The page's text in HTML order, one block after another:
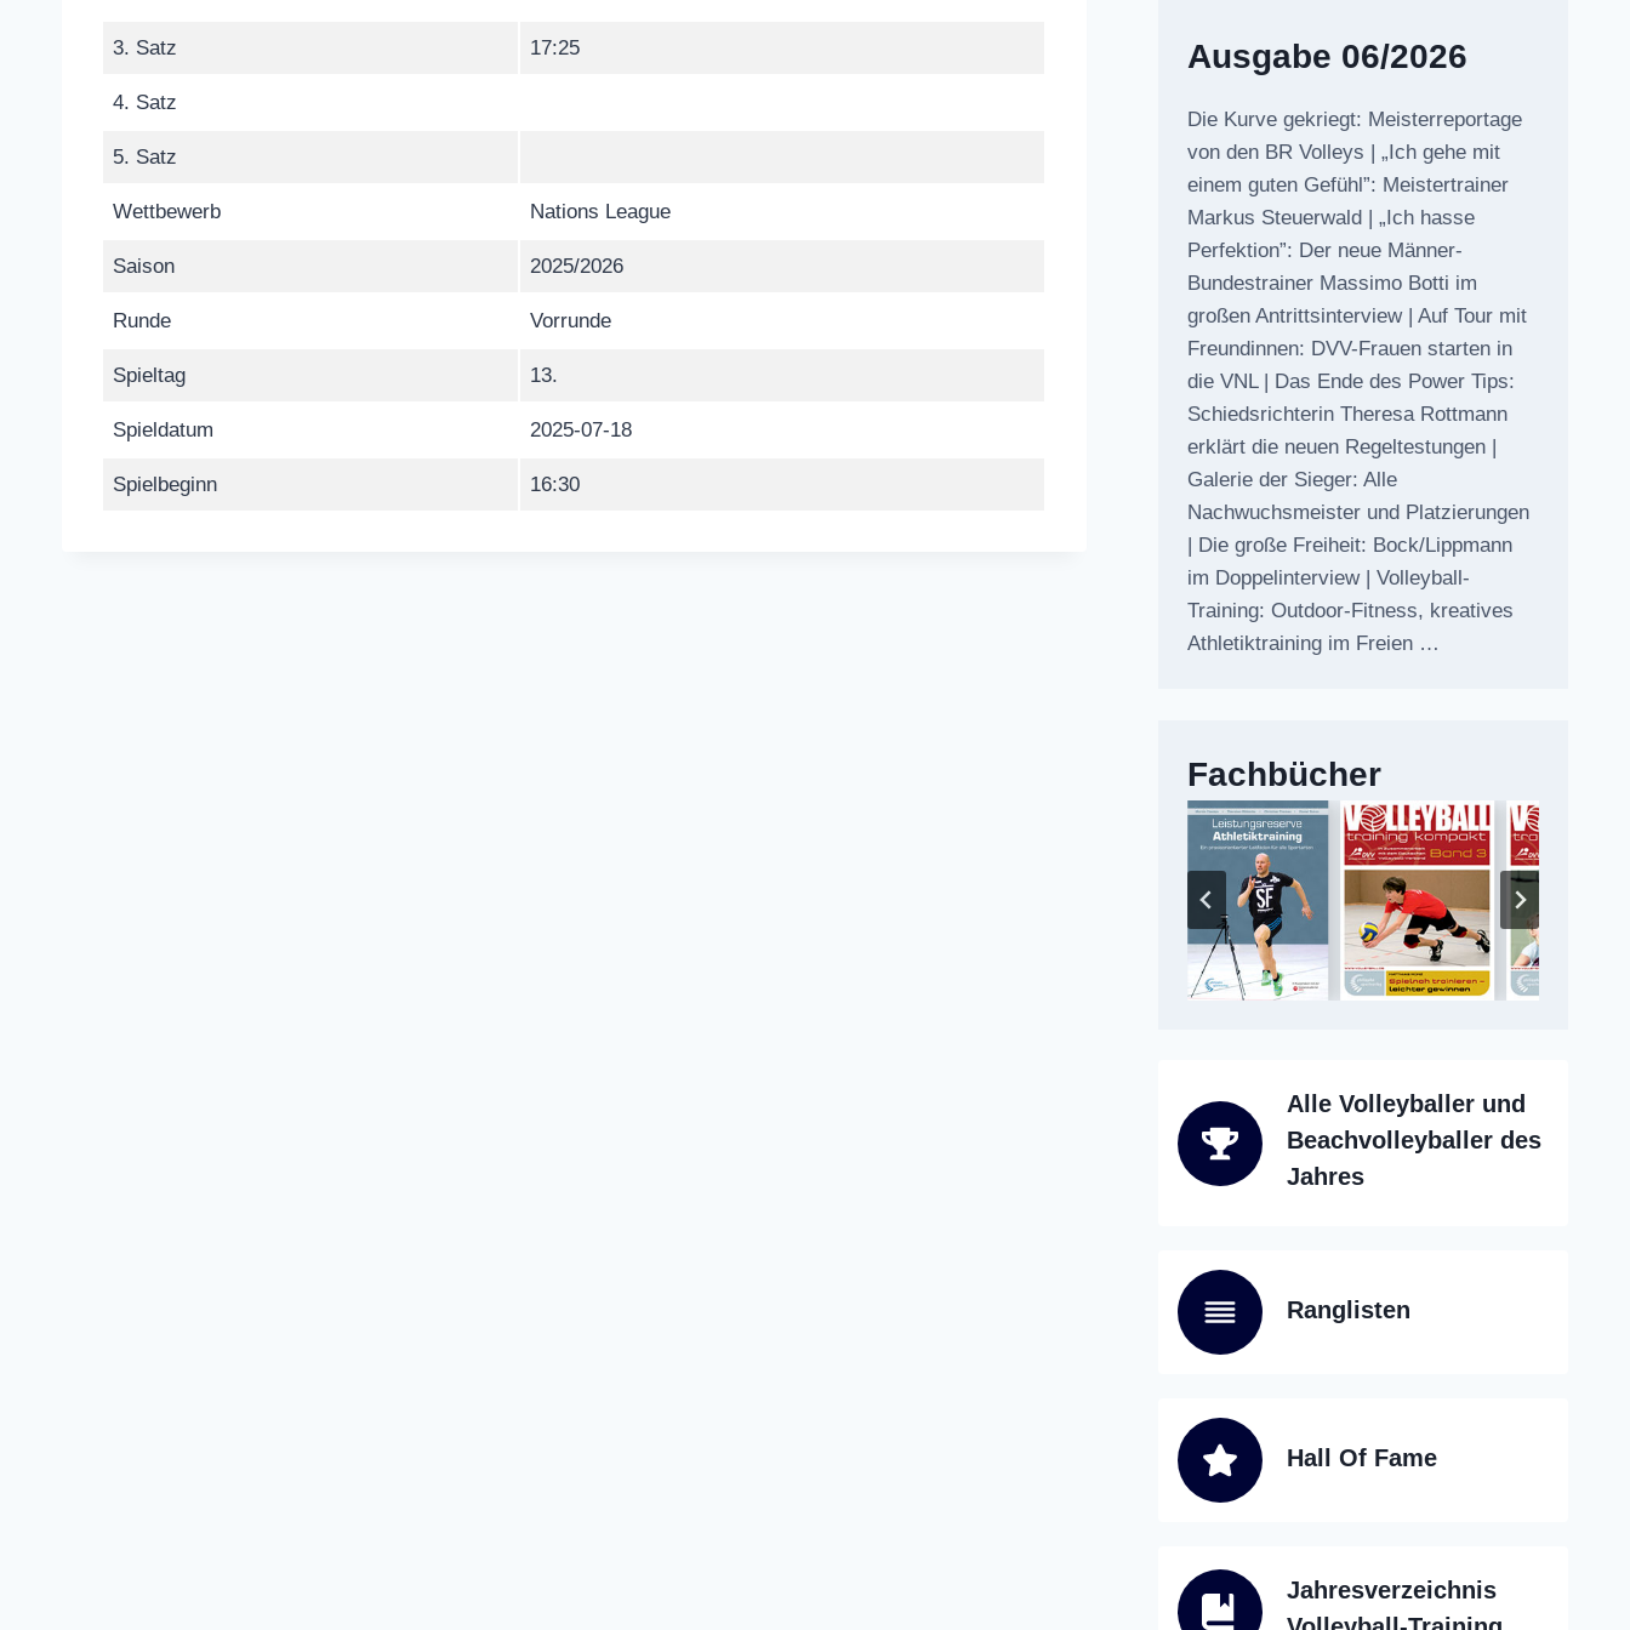
3. Satz 17:25
4. Satz
5. Satz
Wettbewerb Nations League
Saison 2025/2026
Runde Vorrunde
Spieltag 13.
Spieldatum 2025-07-18
Spielbeginn 16:30
Ausgabe 06/2026
Die Kurve gekriegt: Meisterreportage
von den BR Volleys | „Ich gehe mit
einem guten Gefühl”: Meistertrainer
Markus Steuerwald | „Ich hasse
Perfektion”: Der neue Männer-
Bundestrainer Massimo Botti im
großen Antrittsinterview | Auf Tour mit
Freundinnen: DVV-Frauen starten in
die VNL | Das Ende des Power Tips:
Schiedsrichterin Theresa Rottmann
erklärt die neuen Regeltestungen |
Galerie der Sieger: Alle
Nachwuchsmeister und Platzierungen
| Die große Freiheit: Bock/Lippmann
im Doppelinterview | Volleyball-
Training: Outdoor-Fitness, kreatives
Athletiktraining im Freien …
Fachbücher
Alle Volleyballer und
Beachvolleyballer des
Jahres
Ranglisten
Hall Of Fame
Jahresverzeichnis